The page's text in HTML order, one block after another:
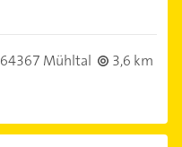
64367 Mühltal
3,6 km